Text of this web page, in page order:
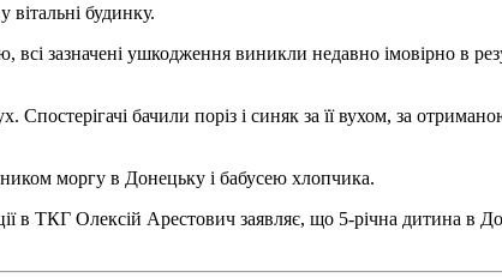
будинку.
зазначені ушкодження виникли недавно імовірно в
бачили поріз і синяк за її вухом, за
моргу в Донецьку і бабусею хлопчика.
в ТКГ Олексій Арестович заявляє, що 5-річна дитина в